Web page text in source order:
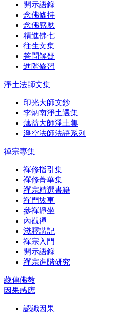
開示語錄
念佛修持
念佛感應
精進佛七
往生文集
答問解疑
進階修習
淨土法師文集
印光大師文鈔
李炳南淨土選集
蕅益大師淨土集
淨空法師法語系列
禪宗專集
禪修指引集
禪修菁華集
禪宗精選書籍
禪門故事
參禪靜坐
內觀禪
淺釋講記
禪宗入門
開示語錄
禪宗進階研究
藏傳佛教
因果感應
認識因果